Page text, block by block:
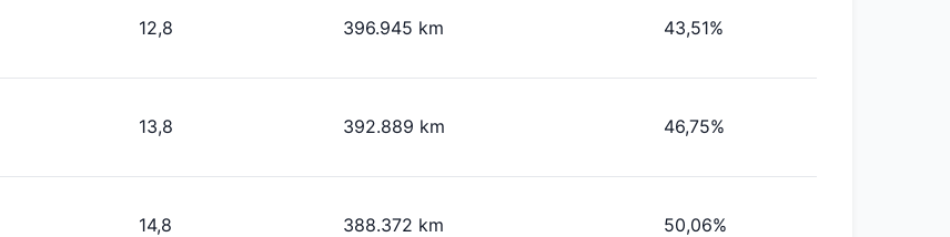
12,8 396.945 km 43,51%
13,8 392.889 km 46,75%
14,8 388.372 km 50,06%